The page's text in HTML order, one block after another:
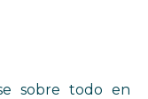
sobre todo en